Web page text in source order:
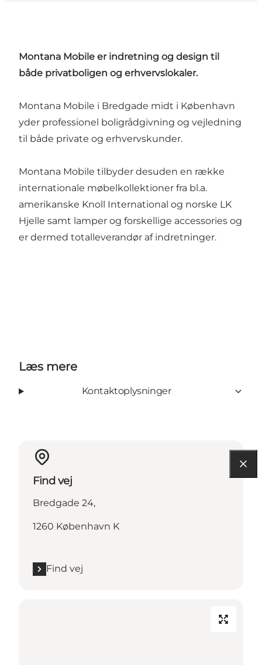
Montana Mobile er indretning og design til
både privatboligen og erhvervslokaler.
Montana Mobile i Bredgade midt i København
yder professionel boligrådgivning og vejledning
til både private og erhvervskunder.
Montana Mobile tilbyder desuden en række
internationale møbelkollektioner fra bl.a.
amerikanske Knoll International og norske LK
Hjelle samt lamper og forskellige accessories og
er dermed totalleverandør af indretninger.
Læs mere
Kontaktoplysninger
Find vej
Bredgade 24,
1260 København K
Find vej